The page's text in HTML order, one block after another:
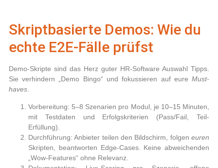
Skriptbasierte Demos: Wie du
echte E2E-Fälle prüfst
Demo-Skripte sind das Herz guter HR-Software Auswahl Tipps
Sie verhindern „Demo Bingo“ und fokussieren auf eureMust-
haves.
Vorbereitung: 5–8 Szenarien pro Modul, je 10–15 Minuten,
mit Testdaten und Erfolgskriterien (Pass/Fail, Teil-
Erfüllung).
Durchführung: Anbieter teilen den Bildschirm, folgeneuren
Skripten, beantworten Edge-Cases. Keine abweichenden
„Wow-Features“ ohne Relevanz.